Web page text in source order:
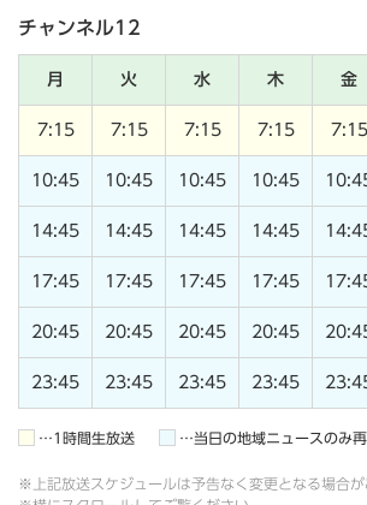
チャンネル12
月 火 水 木 金
7:15 7:15 7:15 7:15 7:15
10:45 10:45 10:45 10:45
14:45 14:45 14:45 14:45
17:45 17:45 17:45 17:45
20:45 20:45 20:45 20:45
23:45 23:45 23:45 23:45
…1時間生放送 …当日の地域ニュースのみ
※上記放送スケジュールは予告なく変更となる場合が